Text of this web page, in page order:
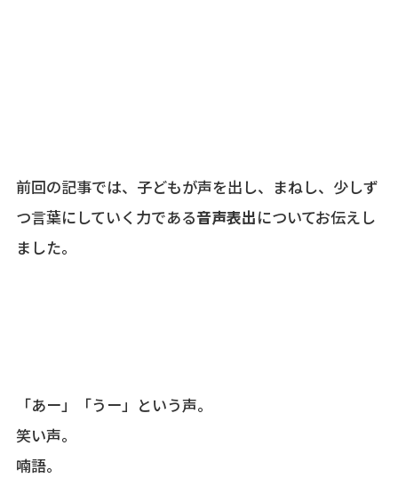
前回の記事では、子どもが声を出し、まねし、少しず
つ言葉にしていく力である音声表出についてお伝えし
ました。
「あー」「うー」という声。
笑い声。
喃語。